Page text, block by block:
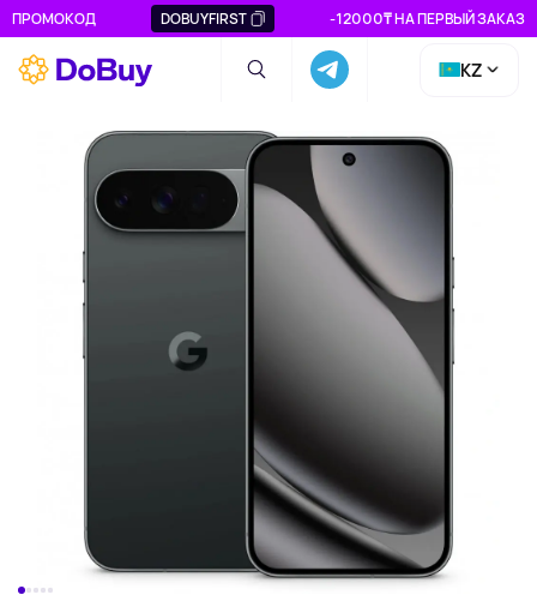
ПРОМОКОД DOBUYFIRST -12000₸ НА ПЕРВЫЙ ЗАКАЗ
KZ